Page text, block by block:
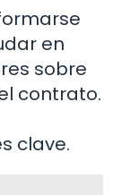
en
sobre
contrato.
clave.